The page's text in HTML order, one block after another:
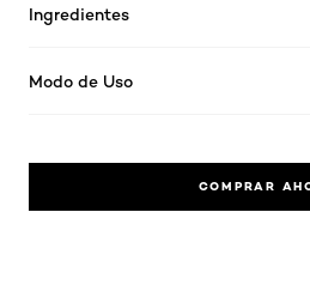
Ingredientes
Modo de Uso
COMPRAR